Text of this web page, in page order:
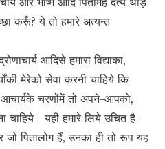
करूँ? ये तो हमारे अत्यन्त
आदिसे हमारा विद्याका,
मेरेको सेवा करनी चाहिये कि
चरणोंमें तो अपने-आपको,
चाहिये। यही हमारे लिये उचित है।
पितालोग हैं, उनका ही तो रूप यह